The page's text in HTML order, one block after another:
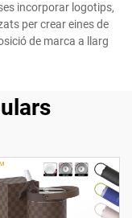
incorporar logotips,
per crear eines de
de marca a llarg